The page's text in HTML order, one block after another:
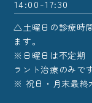
14:00-17:30
△土曜日の診療時
ます。
※日曜日は不定期
ラント治療のみです
※ 祝日・月末最終